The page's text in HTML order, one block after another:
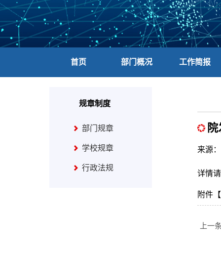
首页 部门概况 工作简报
规章制度
部门规章
学校规章
行政法规
来源
详情
附件【
上一